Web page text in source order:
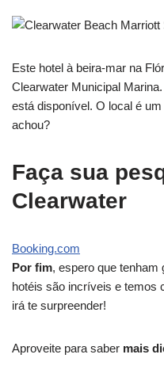
Este hotel à beira-mar na
Clearwater Municipal
está disponível. O local é
achou?
Faça sua
Clearwater
Booking.com
Por fim, espero que
hotéis são incríveis e temos
irá te surpreender!
Aproveite para saber mais